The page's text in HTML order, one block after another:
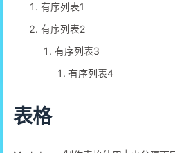
有序列表1
有序列表2
有序列表3
有序列表4
表格